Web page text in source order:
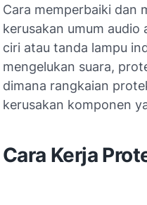
Cara memperbaiki dan
kerusakan umum
ciri atau tanda lampu
mengelukan suara,
dimana rangkaian
kerusakan komponen
Cara Kerja